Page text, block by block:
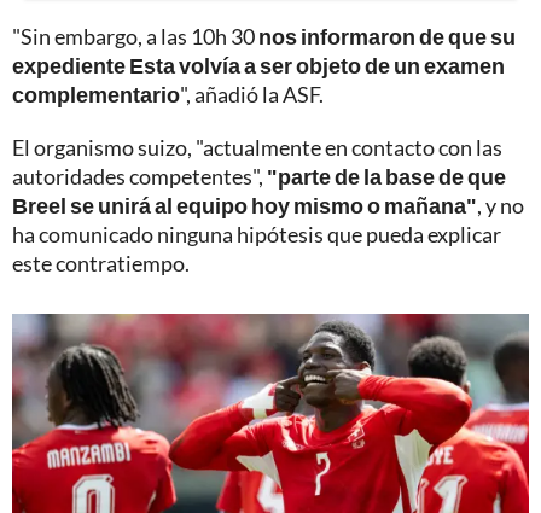
"Sin embargo, a las 10h 30nos informaron de que su
expediente Esta volvía a ser objeto de un examen
complementario", añadió la ASF.
El organismo suizo, "actualmente en contacto con las
autoridades competentes", "parte de la base de que
Breel se unirá al equipo hoy mismo o mañana", y no
ha comunicado ninguna hipótesis que pueda explicar
este contratiempo.